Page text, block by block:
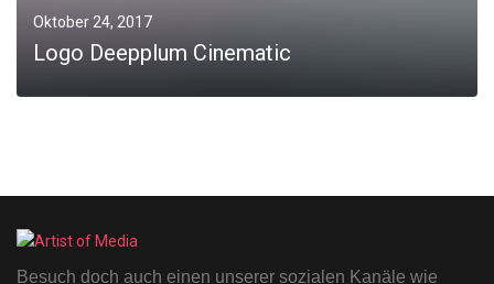
Oktober 24, 2017
Logo Deepplum Cinematic
Besuch doch auch einen unserer sozialen Kanäle wie